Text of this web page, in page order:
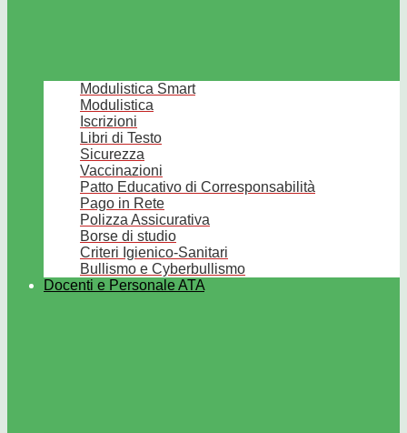
Modulistica Smart
Modulistica
Iscrizioni
Libri di Testo
Sicurezza
Vaccinazioni
Patto Educativo di Corresponsabilità
Pago in Rete
Polizza Assicurativa
Borse di studio
Criteri Igienico-Sanitari
Bullismo e Cyberbullismo
Docenti e Personale ATA